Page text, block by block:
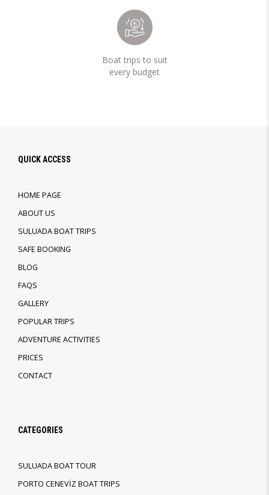
Boat trips to suit
every budget
QUICK ACCESS
HOME PAGE
ABOUT US
SULUADA BOAT TRIPS
SAFE BOOKING
BLOG
FAQS
GALLERY
POPULAR TRIPS
ADVENTURE ACTIVITIES
PRICES
CONTACT
CATEGORIES
SULUADA BOAT TOUR
PORTO CENEVİZ BOAT TRIPS